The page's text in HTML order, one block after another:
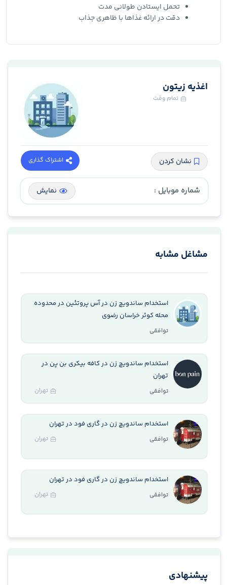
تحمل ایستادن طولانی مدت
دقت در ارائه غذاها با ظاهری جذاب
اغذیه زیتون
تمام وقت
نشان کردن اشتراک گذاری
شماره موبایل : نمایش
مشاغل مشابه
استخدام ساندویچ زن در آس پروتئین در محدوده
محله کوثر خراسان رضوی
توافقی
استخدام ساندویچ زن در کافه بیکری بن پن در
تهران
توافقی تهران
استخدام ساندویچ زن در گاری فود در تهران
توافقی تهران
استخدام ساندویچ زن در گاری فود در تهران
توافقی تهران
پیشنهادی